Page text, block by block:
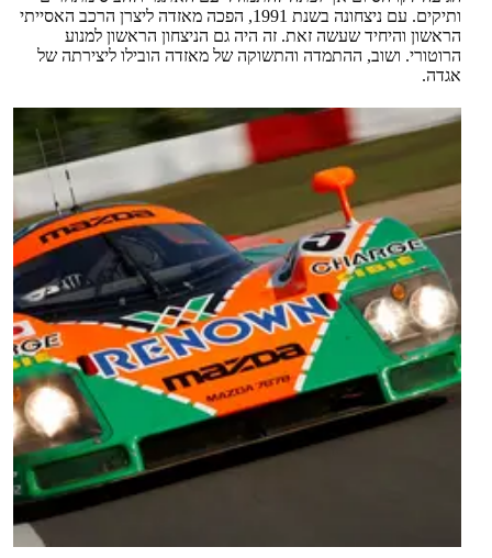
ותיקים. עם ניצחונה בשנת 1991, הפכה מאזדה ליצרן הרכב האסייתי
הראשון והיחיד שעשה זאת. זה היה גם הניצחון הראשון למנוע
הרוטורי. ושוב, ההתמדה והתשוקה של מאזדה הובילו ליצירתה של
אגדה.